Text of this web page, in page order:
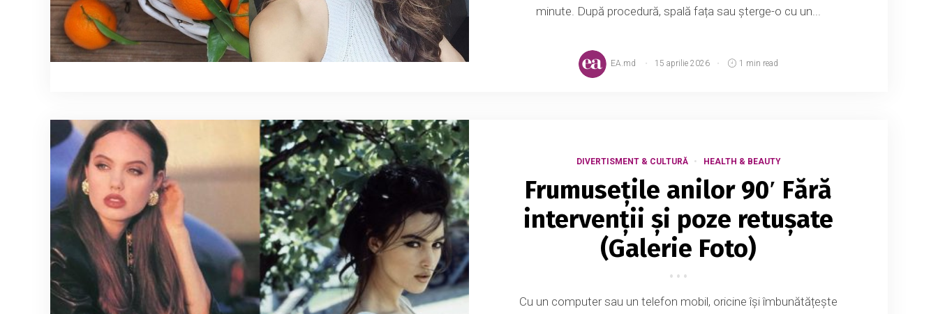
minute. După procedură, spală fața sau șterge-o cu un...
EA.md 15 aprilie 2026 1 min read
DIVERTISMENT & CULTURĂ HEALTH & BEAUTY
Frumusețile anilor 90′ Fără
intervenții și poze retușate
(Galerie Foto)
Cu un computer sau un telefon mobil, oricine își îmbunătățește